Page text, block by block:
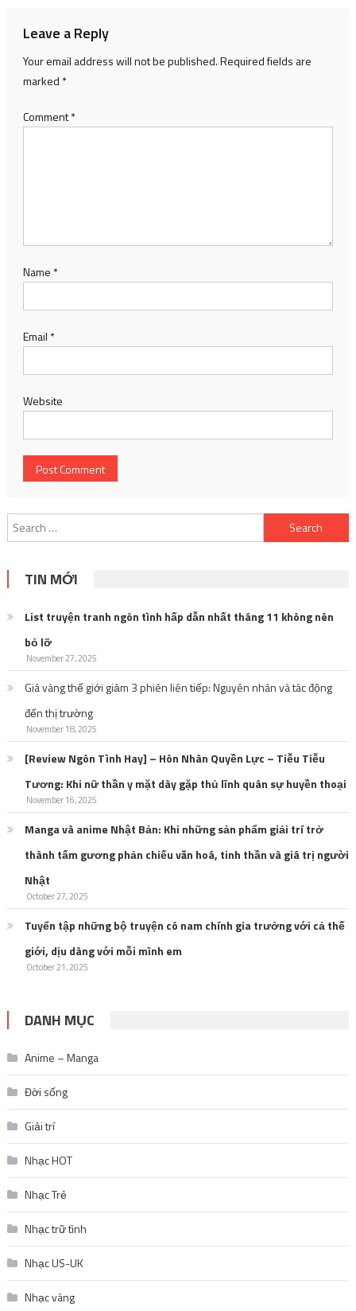
Leave a Reply
Your email address will not be published.Required fields are
marked *
Comment*
Name *
Email *
Website
Search
for:
TIN MỚI
List truyện tranh ngôn tình hấp dẫn nhất tháng 11 không nên
bỏ lỡ
November 27, 2025
Giá vàng thế giới giảm 3 phiên liên tiếp: Nguyên nhân và tác động
đến thị trường
November 18, 2025
[Review Ngôn Tình Hay] – Hôn Nhân Quyền Lực – Tiễu Tiễu
Tương: Khi nữ thần y mặt dày gặp thủ lĩnh quân sự huyền thoại
November 16, 2025
Manga và anime Nhật Bản: Khi những sản phẩm giải trí trở
thành tấm gương phản chiếu văn hoá, tinh thần và giá trị người
Nhật
October 27, 2025
Tuyển tập những bộ truyện có nam chính gia trưởng với cả thế
giới, dịu dàng với mỗi mình em
October 21, 2025
DANH MỤC
Anime – Manga
Đời sống
Giải trí
Nhạc HOT
Nhạc Trẻ
Nhạc trữ tình
Nhạc US-UK
Nhạc vàng